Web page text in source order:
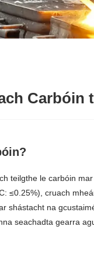
Carbóin
teilgthe le carbóin
≤0.25%), cruach
shástacht na
seachadta gearra